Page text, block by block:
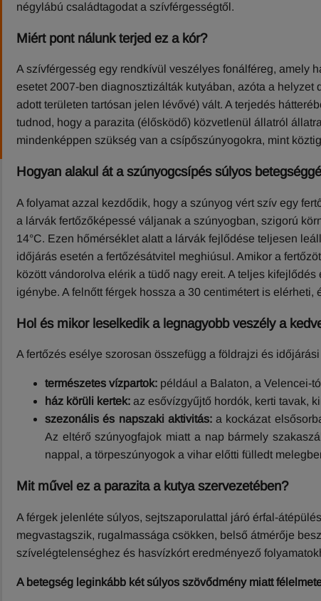
négylábú családtagodat a szívférgességtől.
Miért pont nálunk terjed ez a kór?
A szívférgesség egy rendkívül veszélyes fonálféreg, amely
esetet 2007-ben diagnosztizálták kutyában, azóta a
adott területen tartósan jelen lévővé) vált. A terjedés
tudnod, hogy a parazita (élősködő) közvetlenül állatról
mindenképpen szükség van a csípőszúnyogokra, mint
Hogyan alakul át a szúnyogcsípés súlyos
A folyamat azzal kezdődik, hogy a szúnyog vért szív egy
a lárvák fertőzőképessé váljanak a szúnyogban, szigorú
14°C. Ezen hőmérséklet alatt a lárvák fejlődése teljesen
időjárás esetén a fertőzésátvitel meghiúsul. Amikor a
között vándorolva elérik a tüdő nagy ereit. A teljes
igénybe. A felnőtt férgek hossza a 30 centimétert is
Hol és mikor leselkedik a legnagyobb veszély a
A fertőzés esélye szorosan összefügg a földrajzi és
természetes vízpartok: például a Balaton, a Velencei-
ház körüli kertek: az esővízgyűjtő hordók, kerti tavak,
szezonális és napszaki aktivitás:a kockázat
Az eltérő szúnyogfajok miatt a nap bármely
nappal, a törpeszúnyogok a vihar előtti fülledt
Mit művel ez a parazita a kutya szervezetében?
A férgek jelenléte súlyos, sejtszaporulattal járó érfal-
megvastagszik, rugalmassága csökken, belső átmérője
szívelégtelenséghez és hasvízkórt eredményező
A betegség leginkább két súlyos szövődmény miatt